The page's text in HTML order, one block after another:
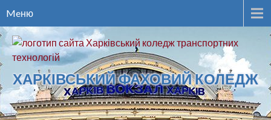
Meню
ХАРКІВСЬКИЙ ФАХОВИЙ КОЛЕДЖ